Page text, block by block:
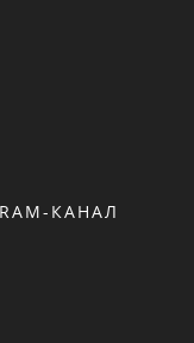
КАНАЛ